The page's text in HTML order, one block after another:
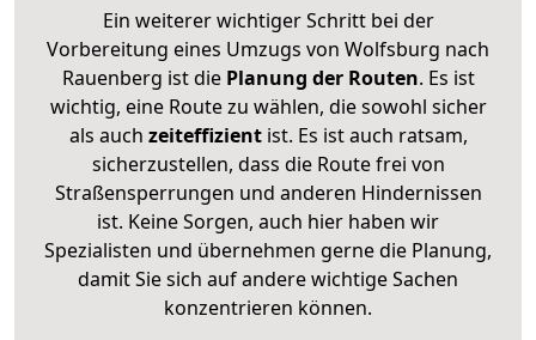
Ein weiterer wichtiger Schritt bei der
Vorbereitung eines Umzugs von Wolfsburg nach
Rauenberg ist diePlanung der Routen. Es ist
wichtig, eine Route zu wählen, die sowohl sicher
als auch zeiteffizientist. Es ist auch ratsam,
sicherzustellen, dass die Route frei von
Straßensperrungen und anderen Hindernissen
ist. Keine Sorgen, auch hier haben wir
Spezialisten und übernehmen gerne die Planung,
damit Sie sich auf andere wichtige Sachen
konzentrieren können.